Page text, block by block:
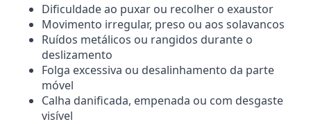
Dificuldade ao puxar ou recolher o exaustor
Movimento irregular, preso ou aos solavancos
Ruídos metálicos ou rangidos durante o
deslizamento
Folga excessiva ou desalinhamento da parte
móvel
Calha danificada, empenada ou com desgaste
visível